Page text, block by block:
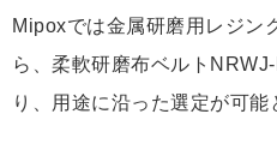
Mipoxでは金属研磨用レジン
ら、柔軟研磨布ベルト
り、用途に沿った選定が可能